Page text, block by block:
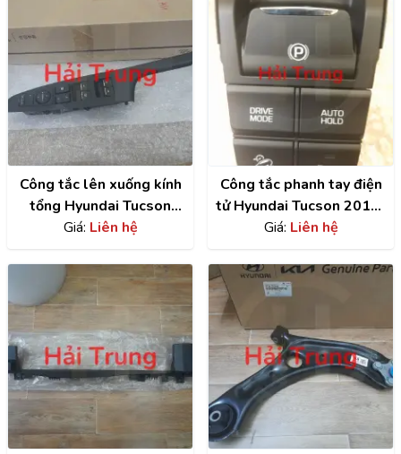
Công tắc lên xuống kính
tổng Hyundai Tucson
2015 | 93570D30004X
Giá: Liên hệ
Công tắc phanh tay điện
tử Hyundai Tucson 2015-
2021| 93300D30604X
Giá: Liên hệ